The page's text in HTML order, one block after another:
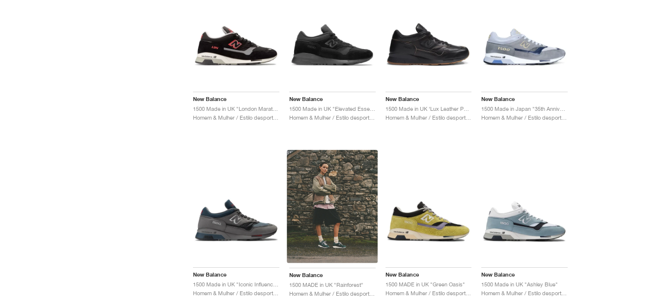
New Balance New Balance
1500 Made in UK "Elevated Essentials"
Homem & Mulher / Estilo desportivo / Sapatos
New Balance
1500 Made in UK ‘Lux Leather Pack’ "Black & Doe"
Homem & Mulher / Estilo desportivo / Sapatos
New Balance
New Balance New Balance
1500 MADE in UK "Rainforest"
Homem & Mulher / Estilo desportivo / Sapatos
New Balance
1500 MADE in UK "Green Oasis"
Homem & Mulher / Estilo desportivo / Sapatos
New Balance
1500 Made in UK "Ashley Blue"